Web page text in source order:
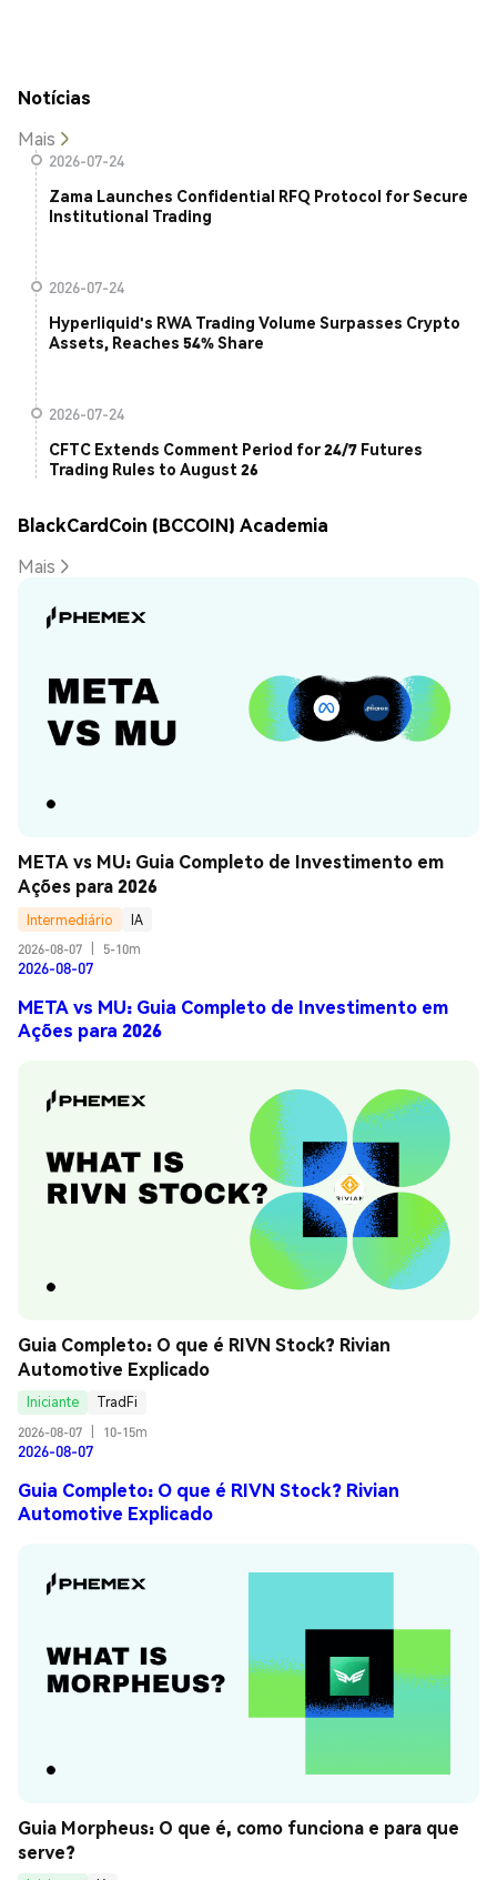
Notícias
Mais
2026-07-24
Zama Launches Confidential RFQ Protocol for Secure
Institutional Trading
2026-07-24
Hyperliquid's RWA Trading Volume Surpasses Crypto
Assets, Reaches 54% Share
2026-07-24
CFTC Extends Comment Period for 24/7 Futures
Trading Rules to August 26
BlackCardCoin (BCCOIN) Academia
Mais
META vs MU: Guia Completo de Investimento em
Ações para 2026
Intermediário
IA
2026-08-07
5-10m
2026-08-07
META vs MU: Guia Completo de Investimento em
Ações para 2026
Guia Completo: O que é RIVN Stock? Rivian
Automotive Explicado
Iniciante
TradFi
2026-08-07
10-15m
2026-08-07
Guia Completo: O que é RIVN Stock? Rivian
Automotive Explicado
Guia Morpheus: O que é, como funciona e para que
serve?